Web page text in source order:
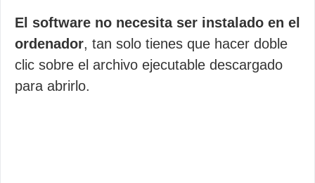
El software no necesita ser instalado en el
ordenador, tan solo tienes que hacer doble
clic sobre el archivo ejecutable descargado
para abrirlo.